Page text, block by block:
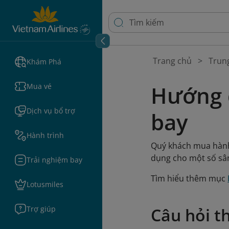
Khám Phá
Mua vé
Dịch vụ bổ trợ
Hành trình
Trải nghiệm bay
Lotusmiles
Trợ giúp
Trang chủ
bay
Quý khách mua
dụng cho một số
Tìm hiểu thêm mục
Câu hỏi